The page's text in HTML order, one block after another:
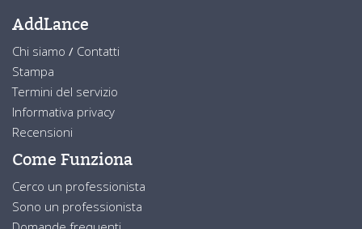
AddLance
Chi siamo / Contatti
Stampa
Termini del servizio
Informativa privacy
Recensioni
Come Funziona
Cerco un professionista
Sono un professionista